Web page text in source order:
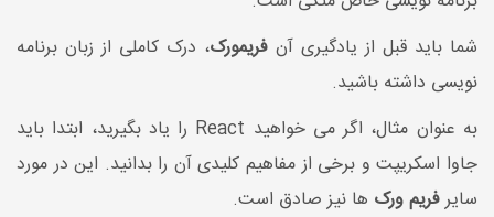
شما باید قبل از یادگیری آن فریمورک، درک کاملی از زبان برنامه
نویسی داشته باشید.
به عنوان مثال، اگر می خواهید React را یاد بگیرید، ابتدا باید
جاوا اسکریپت و برخی از مفاهیم کلیدی آن را بدانید. این در مورد
سایرفریم ورک ها نیز صادق است.